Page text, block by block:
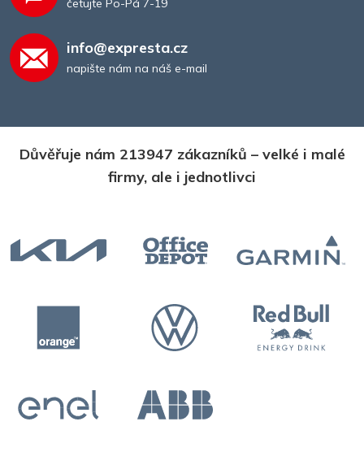
info@expresta.cz
napište nám na náš e-mail
Důvěřuje nám 213947 zákazníků – velké i malé
firmy, ale i jednotlivci